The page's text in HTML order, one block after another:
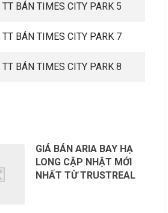
TT BÁN TIMES CITY PARK 5
TT BÁN TIMES CITY PARK 7
TT BÁN TIMES CITY PARK 8
GIÁ BÁN ARIA BAY HẠ
LONG CẬP NHẬT MỚI
NHẤT TỪ TRUSTREAL